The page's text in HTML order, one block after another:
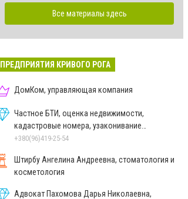
Все материалы здесь
ПРЕДПРИЯТИЯ КРИВОГО РОГА
ДомКом, управляющая компания
Частное БТИ, оценка недвижимости,
кадастровые номера, узаконивание
самовольных построек
+380(96)419-25-54
Штирбу Ангелина Андреевна, стоматология и
косметология
Адвокат Пахомова Дарья Николаевна,